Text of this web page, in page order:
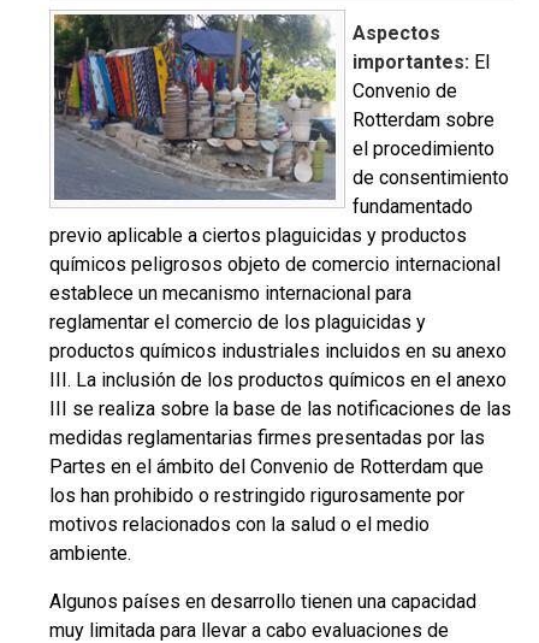
Aspectos
importantes: El
Convenio de
Rotterdam sobre
el procedimiento
de consentimiento
fundamentado
previo aplicable a ciertos plaguicidas y productos
químicos peligrosos objeto de comercio internacional
establece un mecanismo internacional para
reglamentar el comercio de los plaguicidas y
productos químicos industriales incluidos en su anexo
III. La inclusión de los productos químicos en el anexo
III se realiza sobre la base de las notificaciones de las
medidas reglamentarias firmes presentadas por las
Partes en el ámbito del Convenio de Rotterdam que
los han prohibido o restringido rigurosamente por
motivos relacionados con la salud o el medio
ambiente.
Algunos países en desarrollo tienen una capacidad
muy limitada para llevar a cabo evaluaciones de